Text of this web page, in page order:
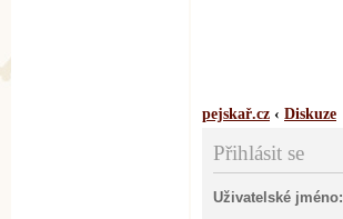
pejskař.cz ‹ Diskuze
Přihlásit se
Uživatelské jméno: